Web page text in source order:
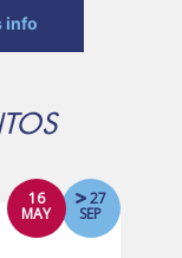
info
16
MAY
27
SEP